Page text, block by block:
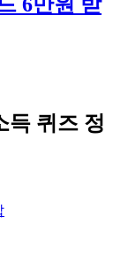
6만원 받
득 퀴즈 정